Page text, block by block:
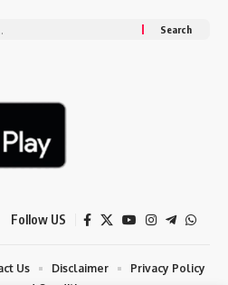
Follow US
Us Disclaimer
Privacy Policy